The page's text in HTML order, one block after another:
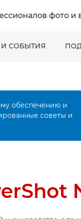
фото и
СОБЫТИЯ
обеспечению и
советы и